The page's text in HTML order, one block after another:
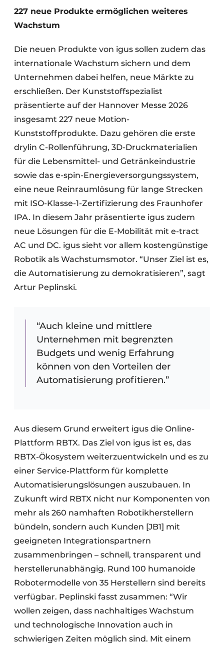
227 neue Produkte ermöglichen weiteres
Wachstum
Die neuen Produkte von igus sollen zudem das
internationale Wachstum sichern und dem
Unternehmen dabei helfen, neue Märkte zu
erschließen. Der Kunststoffspezialist
präsentierte auf der Hannover Messe 2026
insgesamt 227 neue Motion-
Kunststoffprodukte. Dazu gehören die erste
drylin C-Rollenführung, 3D-Druckmaterialien
für die Lebensmittel- und Getränkeindustrie
sowie das e-spin-Energieversorgungssystem,
eine neue Reinraumlösung für lange Strecken
mit ISO-Klasse-1-Zertifizierung des Fraunhofer
IPA. In diesem Jahr präsentierte igus zudem
neue Lösungen für die E-Mobilität mit e-tract
AC und DC. igus sieht vor allem kostengünstige
Robotik als Wachstumsmotor. “Unser Ziel ist es,
die Automatisierung zu demokratisieren”, sagt
Artur Peplinski.
“Auch kleine und mittlere
Unternehmen mit begrenzten
Budgets und wenig Erfahrung
können von den Vorteilen der
Automatisierung profitieren.”
Aus diesem Grund erweitert igus die Online-
Plattform RBTX. Das Ziel von igus ist es, das
RBTX-Ökosystem weiterzuentwickeln und es zu
einer Service-Plattform für komplette
Automatisierungslösungen auszubauen. In
Zukunft wird RBTX nicht nur Komponenten von
mehr als 260 namhaften Robotikherstellern
bündeln, sondern auch Kunden [JB1] mit
geeigneten Integrationspartnern
zusammenbringen – schnell, transparent und
herstellerunabhängig. Rund 100 humanoide
Robotermodelle von 35 Herstellern sind bereits
verfügbar. Peplinski fasst zusammen: “Wir
wollen zeigen, dass nachhaltiges Wachstum
und technologische Innovation auch in
schwierigen Zeiten möglich sind. Mit einem